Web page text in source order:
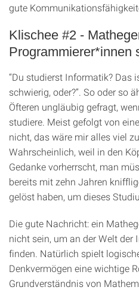
gute
Klischee #2 -
Programmierer*innen
“Du studierst Informatik? Das
schwierig, oder?”. So oder so
Öfteren ungläubig gefragt,
studiere. Meist gefolgt von
nicht, das wäre mir alles viel
Wahrscheinlich, weil in den
Gedanke vorherrscht, man
bereits mit zehn Jahren
gelöst haben, um dieses
Die gute Nachricht: ein
nicht sein, um an der Welt der
finden. Natürlich spielt
Denkvermögen eine wichtige
Grundverständnis von